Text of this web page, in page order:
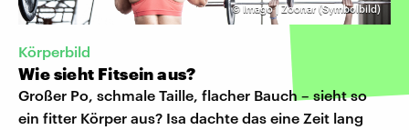
©Imago | Zoonar (Symbolbild)
Körperbild
Wie sieht Fitsein aus?
Großer Po, schmale Taille, flacher Bauch – sieht so
ein fitter Körper aus? Isa dachte das eine Zeit lang